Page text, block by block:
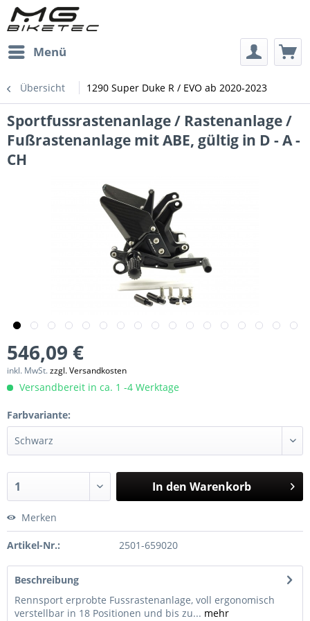
Menü
Übersicht 1290 Super Duke R / EVO ab 2020-2023
Sportfussrastenanlage / Rastenanlage /
Fußrastenanlage mit ABE, gültig in D - A -
CH
546,09 €
inkl. MwSt.zzgl. Versandkosten
Versandbereit in ca. 1 -4 Werktage
Farbvariante:
In den Warenkorb
Merken
Artikel-Nr.: 2501-659020
Beschreibung
Rennsport erprobte Fussrastenanlage, voll ergonomisch
verstellbar in 18 Positionen und bis zu... mehr